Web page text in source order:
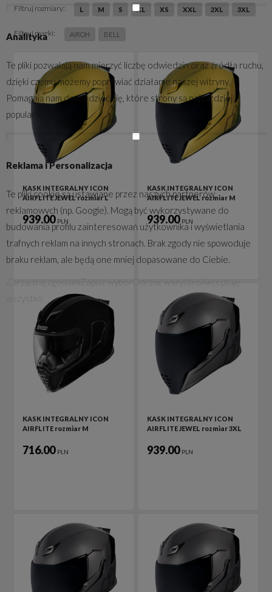
Filtruj rozmiary: L M S XL XS XXL 2XL 3XL
Filtruj marki: AIROH BELL
KASK INTEGRALNY ICON
AIRFLITE JEWEL rozmiar L
939.00 PLN
KASK INTEGRALNY ICON
AIRFLITE JEWEL rozmiar M
939.00 PLN
KASK INTEGRALNY ICON
AIRFLITE rozmiar M
716.00 PLN
KASK INTEGRALNY ICON
AIRFLITE JEWEL rozmiar 3XL
939.00 PLN
Analityka
Te pliki pozwalają nam mierzyć liczbę odwiedzin oraz źródła ruchu,
dzięki czemu możemy poprawiać działanie naszej witryny.
Pomagają nam dowiedzieć się, które strony są najbardziej
popularne.
Reklama i Personalizacja
Te pliki cookie są ustawiane przez naszych partnerów
reklamowych (np. Google). Mogą być wykorzystywane do
budowania profilu zainteresowań użytkownika i wyświetlania
trafnych reklam na innych stronach. Brak zgody nie spowoduje
braku reklam, ale będą one mniej dopasowane do Ciebie.
Zarządzaj zgodami Odrzuć wszystko
Akceptuję